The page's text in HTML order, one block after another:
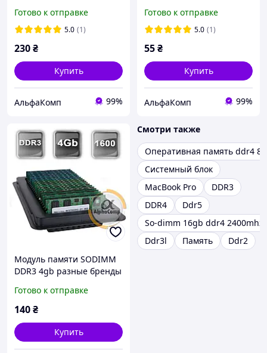
Готово к отправке
5.0 (1)
230₴
Купить
АльфаКомп 99%
Готово к отправке
5.0 (1)
55₴
Купить
АльфаКомп 99%
Модуль памяти SODIMM
DDR3 4gb разные бренды
Готово к отправке
140₴
Купить
Смотри также
Оперативная память ddr4
Системный блок
MacBook Pro
DDR3
DDR4
Ddr5
So-dimm 16gb ddr4 2400mhz
Ddr3l
Память Ddr2